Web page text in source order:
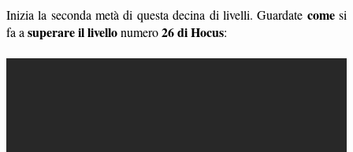
Inizia la seconda metà di questa decina di livelli. Guardate comesi
fa a superare il livellonumero26 di Hocus: